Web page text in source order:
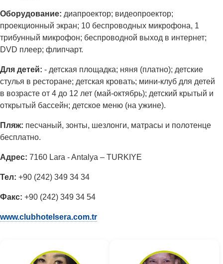
Оборудование: диапроектор; видеопроектор;
проекционный экран; 10 беспроводных микрофона, 1
трибунный микрофон; беспроводной выход в интернет;
DVD плеер; флипчарт.
Для детей: - детская площадка; няня (платно); детские
стулья в ресторане; детская кровать; мини-клуб для детей
в возрасте от 4 до 12 лет (май-октябрь); детский крытый и
открытый бассейн; детское меню (на ужине).
Пляж: песчаный, зонты, шезлонги, матрасы и полотенце
бесплатно.
Адрес: 7160 Lara - Antalya – TURKIYE
Тел: +90 (242) 349 34 34
Факс: +90 (242) 349 34 54
www.clubhotelsera.com.tr